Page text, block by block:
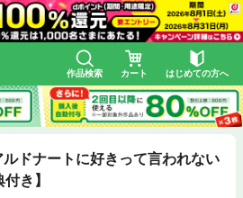
作品検索 カート はじめての方へ
ルドナートに好きって言われない
き】